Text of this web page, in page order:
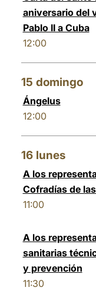
aniversario del
Pablo II a Cuba
12:00
15 domingo
Ángelus
12:00
16 lunes
A los
Cofradías de
11:00
A los
sanitarias
y prevención
11:30